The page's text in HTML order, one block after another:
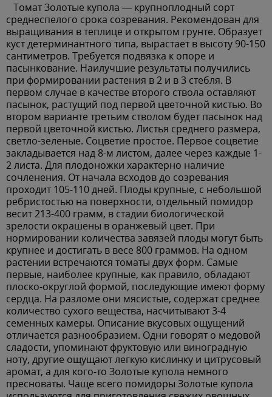
Томат Золотые купола — крупноплодный сорт
среднеспелого срока созревания. Рекомендован для
выращивания в теплице и открытом грунте. Образует
куст детерминантного типа, вырастает в высоту 90-150
сантиметров. Требуется подвязка к опоре и
пасынкование. Наилучшие результаты получились
при формировании растения в 2 и в 3 стебля. В
первом случае в качестве второго ствола оставляют
пасынок, растущий под первой цветочной кистью. Во
втором варианте третьим стволом будет пасынок над
первой цветочной кистью. Листья среднего размера,
светло-зеленые. Соцветие простое. Первое соцветие
закладывается над 8-м листом, далее через каждые 1-
2 листа. Для плодоножки характерно наличие
сочленения. От начала всходов до созревания
проходит 105-110 дней. Плоды крупные, с небольшой
ребристостью на поверхности, отдельный помидор
весит 213-400 грамм, в стадии биологической
зрелости окрашены в оранжевый цвет. При
нормировании количества завязей плоды могут быть
крупнее и достигать в весе 800 граммов. На одном
растении встречаются томаты двух форм. Самые
первые, наиболее крупные, как правило, обладают
плоско-округлой формой, последующие имеют форму
сердца. На разломе они мясистые, содержат среднее
количество сухого вещества, насчитывают 3-4
семенных камеры. Описание вкусовых ощущений
отличается разнообразием. Одни говорят о медовой
сладости, упоминают фруктовую или виноградную
ноту, другие ощущают легкую кислинку и цитрусовый
аромат, а для кого-то Золотые купола немного
пресноваты. Чаще всего помидоры Золотые купола